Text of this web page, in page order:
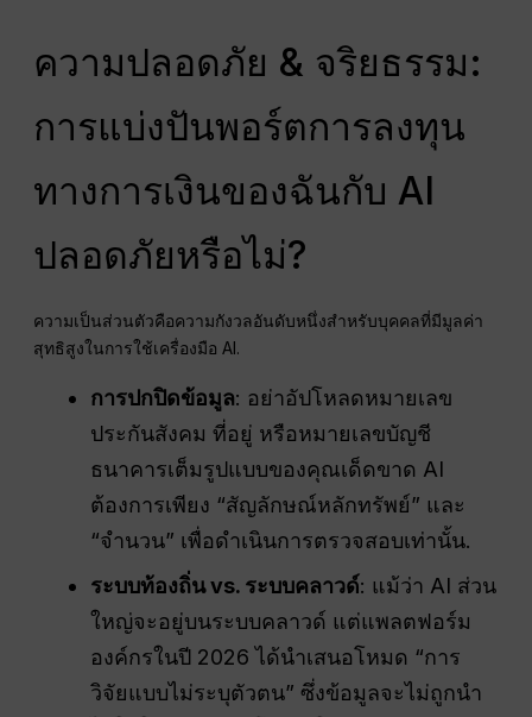
ความปลอดภัย & จริยธรรม:
การแบ่งปันพอร์ตการลงทุน
ทางการเงินของฉันกับ AI
ปลอดภัยหรือไม่?
ความเป็นส่วนตัวคือความกังวลอันดับหนึ่งสำหรับบุคคลที่มีมูลค่า
สุทธิสูงในการใช้เครื่องมือ AI.
การปกปิดข้อมูล: อย่าอัปโหลดหมายเลข
ประกันสังคม ที่อยู่ หรือหมายเลขบัญชี
ธนาคารเต็มรูปแบบของคุณเด็ดขาด AI
ต้องการเพียง “สัญลักษณ์หลักทรัพย์” และ
“จำนวน” เพื่อดำเนินการตรวจสอบเท่านั้น.
ระบบท้องถิ่น vs. ระบบคลาวด์: แม้ว่า AI ส่วน
ใหญ่จะอยู่บนระบบคลาวด์ แต่แพลตฟอร์ม
องค์กรในปี 2026 ได้นำเสนอโหมด “การ
วิจัยแบบไม่ระบุตัวตน” ซึ่งข้อมูลจะไม่ถูกนำ